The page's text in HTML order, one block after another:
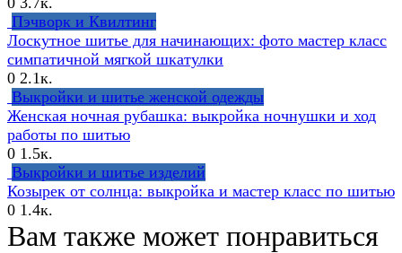
Пэчворк и Квилтинг
Лоскутное шитье для начинающих: фото мастер класс
симпатичной мягкой шкатулки
0 2.1к.
Выкройки и шитье женской одежды
Женская ночная рубашка: выкройка ночнушки и ход
работы по шитью
0 1.5к.
Выкройки и шитье изделий
Козырек от солнца: выкройка и мастер класс по шитью
0 1.4к.
Вам также может понравиться